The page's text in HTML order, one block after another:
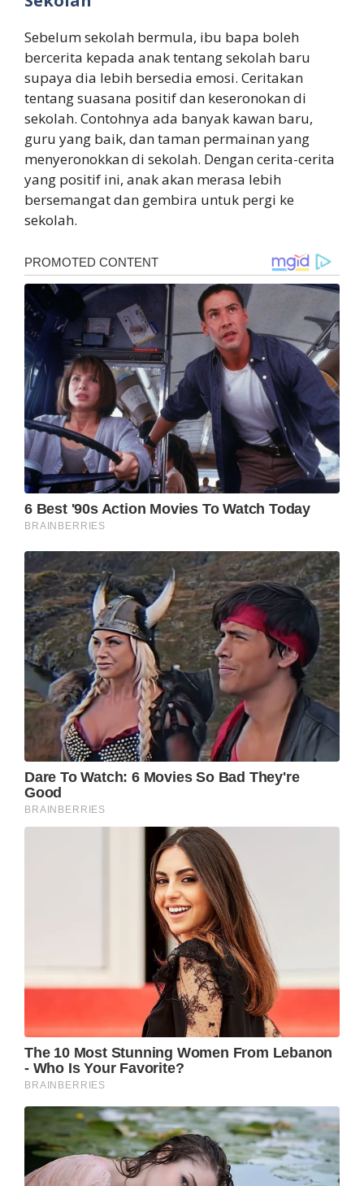
Sebelum sekolah bermula, ibu bapa boleh
bercerita kepada anak tentang sekolah baru
supaya dia lebih bersedia emosi. Ceritakan
tentang suasana positif dan keseronokan di
sekolah. Contohnya ada banyak kawan baru,
guru yang baik, dan taman permainan yang
menyeronokkan di sekolah. Dengan cerita-cerita
yang positif ini, anak akan merasa lebih
bersemangat dan gembira untuk pergi ke
sekolah.